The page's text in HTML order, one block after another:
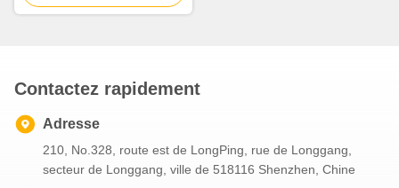
construction 64cm
Contactez rapidement
Adresse
210, No.328, route est de LongPing, rue de Longgang,
secteur de Longgang, ville de 518116 Shenzhen, Chine